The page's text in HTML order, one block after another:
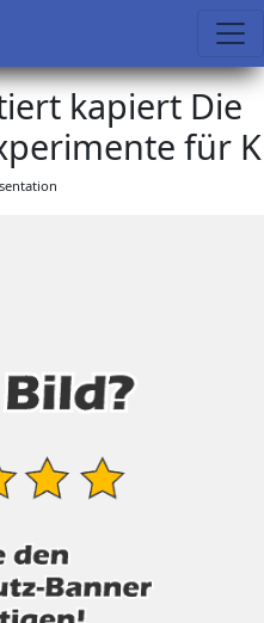
kapiert Die
für K